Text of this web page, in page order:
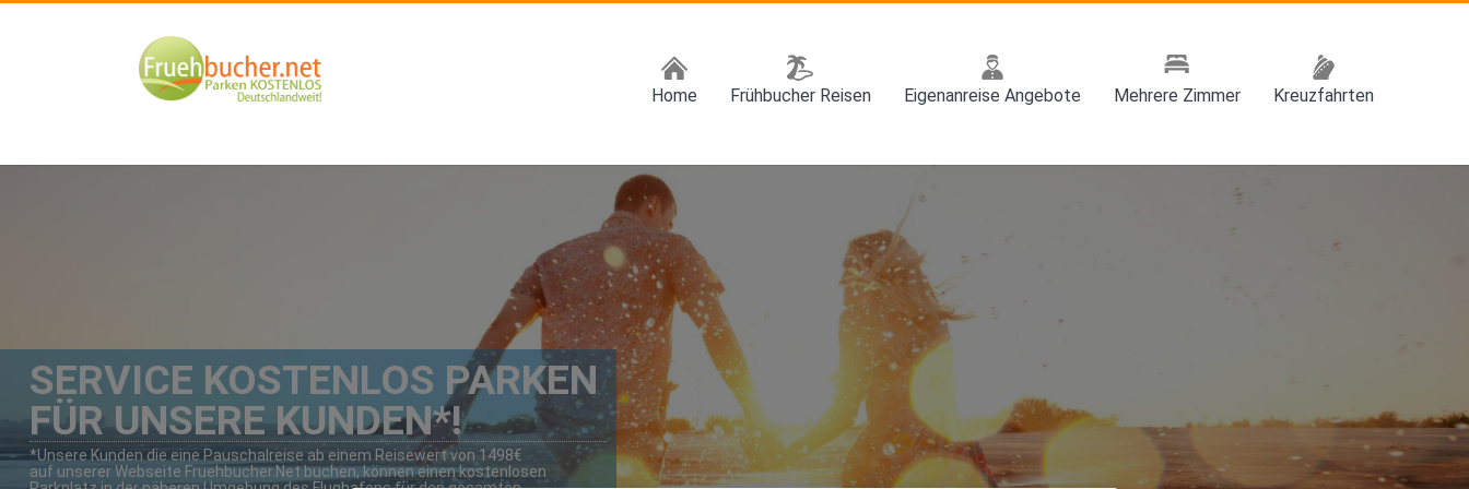
Home Frühbucher Reisen Eigenanreise Angebote Mehrere Zimmer Kreuzfahrten
SERVICE KOSTENLOS PARKEN
FÜR UNSERE KUNDEN*!
*Unsere Kunden die eine Pauschalreise ab einem Reisewert von 1498€
auf unserer Webseite Fruehbucher.Net buchen, können einen kostenlosen